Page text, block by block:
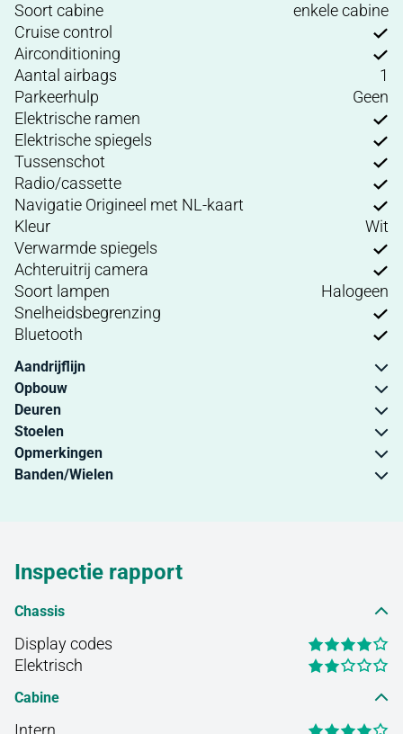
Soort cabine
enkele cabine
Cruise control
Airconditioning
Aantal airbags
1
Parkeerhulp
Geen
Elektrische ramen
Elektrische spiegels
Tussenschot
Radio/cassette
Navigatie Origineel met NL-kaart
Kleur
Wit
Verwarmde spiegels
Achteruitrij camera
Soort lampen
Halogeen
Snelheidsbegrenzing
Bluetooth
Aandrijflijn
Opbouw
Deuren
Stoelen
Opmerkingen
Banden/Wielen
Inspectie rapport
Chassis
Display codes
Elektrisch
Cabine
Intern